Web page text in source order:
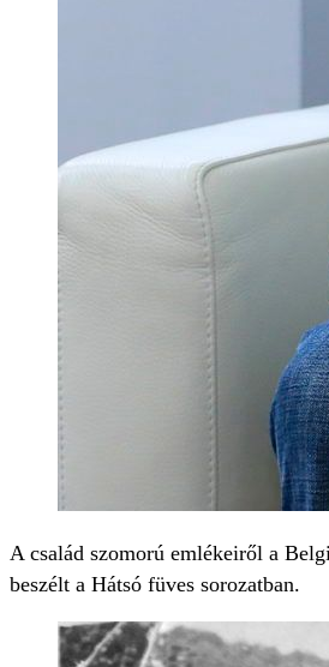
A család szomorú emlékeiről a
beszélt a Hátsó füves sorozatban.